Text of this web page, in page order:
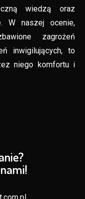
wiedzą oraz
W naszej ocenie,
zagrożeń
inwigilujących, to
niego komfortu i